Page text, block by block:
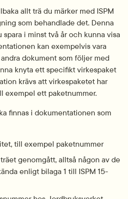
allt trä du märker med ISPM
som behandlade det. Denna
i minst två år och kunna visa
kan exempelvis vara
dokument som följer med
knyta ett specifikt virkespaket
krävs att virkespaketet har
exempel ett paketnummer.
finnas i dokumentationen som
till exempel paketnummer
genomgått, alltså någon av de
enligt bilaga 1 till ISPM 15-